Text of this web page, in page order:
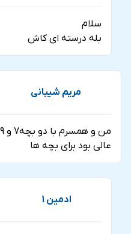
سلام
بله درسته ای کاش
مریم شیبانی
عالی بود برای بچه ها
ادمین 1